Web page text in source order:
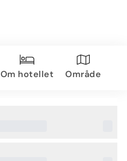
Om hotellet Område